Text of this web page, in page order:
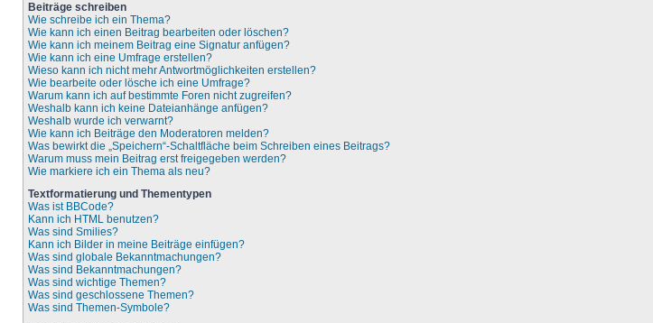
Beiträge schreiben
Wie schreibe ich ein Thema?
Wie kann ich einen Beitrag bearbeiten oder löschen?
Wie kann ich meinem Beitrag eine Signatur anfügen?
Wie kann ich eine Umfrage erstellen?
Wieso kann ich nicht mehr Antwortmöglichkeiten erstellen?
Wie bearbeite oder lösche ich eine Umfrage?
Warum kann ich auf bestimmte Foren nicht zugreifen?
Weshalb kann ich keine Dateianhänge anfügen?
Weshalb wurde ich verwarnt?
Wie kann ich Beiträge den Moderatoren melden?
Was bewirkt die „Speichern“-Schaltfläche beim Schreiben eines Beitrags?
Warum muss mein Beitrag erst freigegeben werden?
Wie markiere ich ein Thema als neu?
Textformatierung und Thementypen
Was ist BBCode?
Kann ich HTML benutzen?
Was sind Smilies?
Kann ich Bilder in meine Beiträge einfügen?
Was sind globale Bekanntmachungen?
Was sind Bekanntmachungen?
Was sind wichtige Themen?
Was sind geschlossene Themen?
Was sind Themen-Symbole?